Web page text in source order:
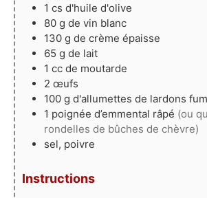
1 cs d'huile d'olive
80 g de vin blanc
130 g de crème épaisse
65 g de lait
1 cc de moutarde
2 œufs
100 g d'allumettes de lardons
1 poignée d’emmental râpé (ou
rondelles de bûches de chèvre)
sel, poivre
Instructions